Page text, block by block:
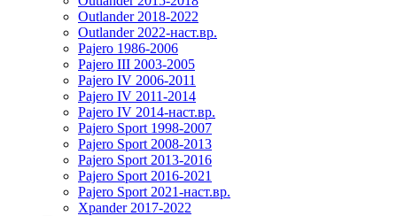
Outlander 2018-2022
Outlander 2022-наст.вр.
Pajero 1986-2006
Pajero III 2003-2005
Pajero IV 2006-2011
Pajero IV 2011-2014
Pajero IV 2014-наст.вр.
Pajero Sport 1998-2007
Pajero Sport 2008-2013
Pajero Sport 2013-2016
Pajero Sport 2016-2021
Pajero Sport 2021-наст.вр.
Xpander 2017-2022